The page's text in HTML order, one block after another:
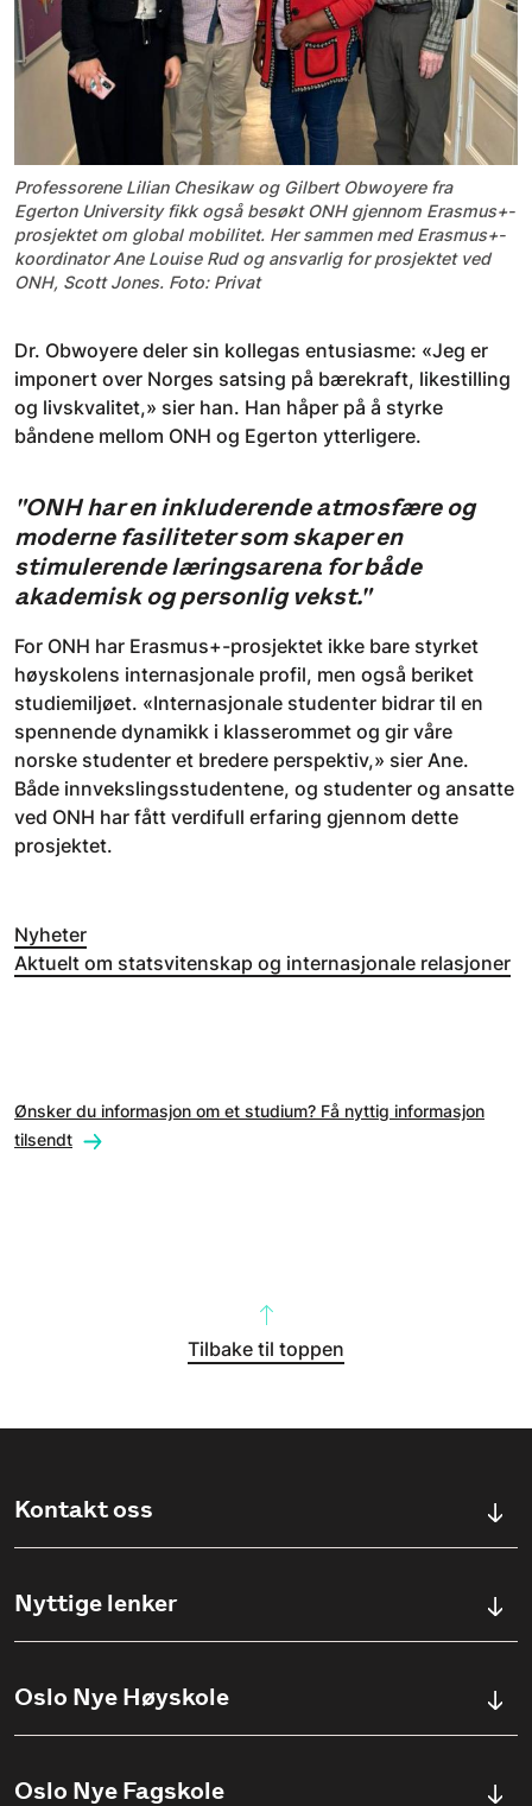
Professorene Lilian Chesikaw og Gilbert Obwoyere fra
Egerton University fikk også besøkt ONH gjennom Erasmus+-
prosjektet om global mobilitet. Her sammen med Erasmus+-
koordinator Ane Louise Rud og ansvarlig for prosjektet ved
ONH, Scott Jones. Foto: Privat
Dr. Obwoyere deler sin kollegas entusiasme: «Jeg er
imponert over Norges satsing på bærekraft, likestilling
og livskvalitet,» sier han. Han håper på å styrke
båndene mellom ONH og Egerton ytterligere.
"ONH har en inkluderende atmosfære og
moderne fasiliteter som skaper en
stimulerende læringsarena for både
akademisk og personlig vekst."
For ONH har Erasmus+-prosjektet ikke bare styrket
høyskolens internasjonale profil, men også beriket
studiemiljøet. «Internasjonale studenter bidrar til en
spennende dynamikk i klasserommet og gir våre
norske studenter et bredere perspektiv,» sier Ane.
Både innvekslingsstudentene, og studenter og ansatte
ved ONH har fått verdifull erfaring gjennom dette
prosjektet.
Nyheter
Aktuelt om statsvitenskap og internasjonale relasjoner
Ønsker du informasjon om et studium? Få nyttig informasjon
tilsendt
Tilbake til toppen
Kontakt oss
Ullevålsveien 76, 0454 OSLO
(+47) 23 23 38 20
Nyttige lenker
Søknadsinfo
Pensumlister
Oslo Nye Høyskole
Oslo Nye Fagskole